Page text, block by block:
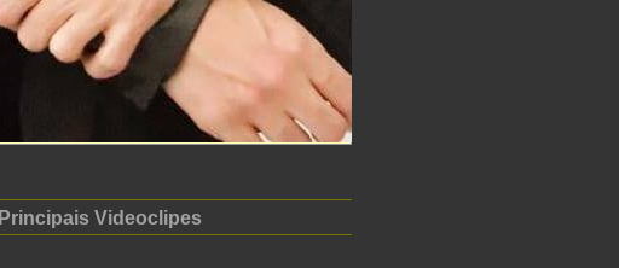
Principais Videoclipes